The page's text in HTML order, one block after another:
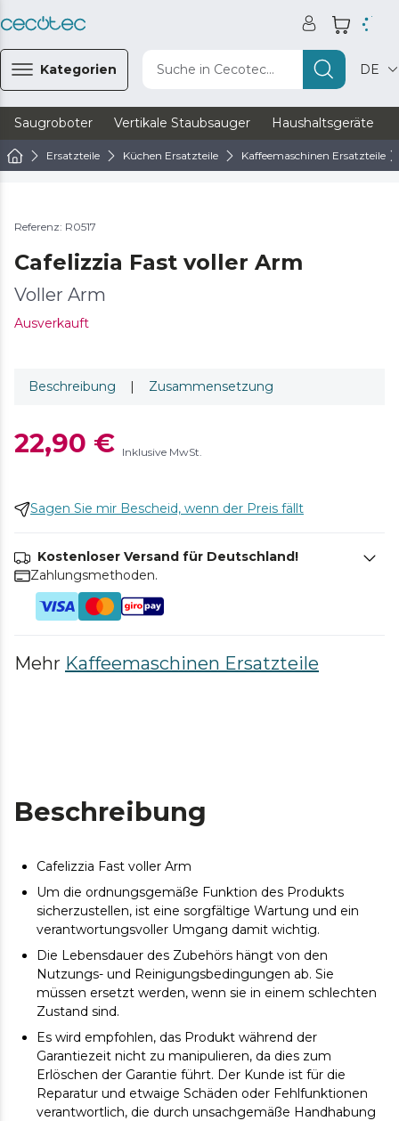
Kategorien Suche in Cecotec... DE
Saugroboter Vertikale Staubsauger Haushaltsgeräte
Ersatzteile Küchen Ersatzteile Kaffeemaschinen Ersatzteile
Referenz: R0517
Cafelizzia Fast voller Arm
Voller Arm
Ausverkauft
Beschreibung | Zusammensetzung
22,90 € Inklusive MwSt.
Sagen Sie mir Bescheid, wenn der Preis fällt
Kostenloser Versand für Deutschland!
Zahlungsmethoden.
Mehr Kaffeemaschinen Ersatzteile
Beschreibung
Cafelizzia Fast voller Arm
Um die ordnungsgemäße Funktion des Produkts
sicherzustellen, ist eine sorgfältige Wartung und ein
verantwortungsvoller Umgang damit wichtig.
Die Lebensdauer des Zubehörs hängt von den
Nutzungs- und Reinigungsbedingungen ab. Sie
müssen ersetzt werden, wenn sie in einem schlechten
Zustand sind.
Es wird empfohlen, das Produkt während der
Garantiezeit nicht zu manipulieren, da dies zum
Erlöschen der Garantie führt. Der Kunde ist für die
Reparatur und etwaige Schäden oder Fehlfunktionen
verantwortlich, die durch unsachgemäße Handhabung